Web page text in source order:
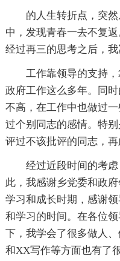
的人生转折点，突
中，发现青春一去不复
经过再三的思考之后，
工作靠领导的支持
政府工作这么多年。同
不高，在工作中也做过
过个别同志的感情。特
评过不该批评的同志，
经过近段时间的考
此，我感谢乡党委和政
学习和成长时期，感谢
和学习的时间。在各位
下，我学会了很多做人
和XX写作等方面也有了